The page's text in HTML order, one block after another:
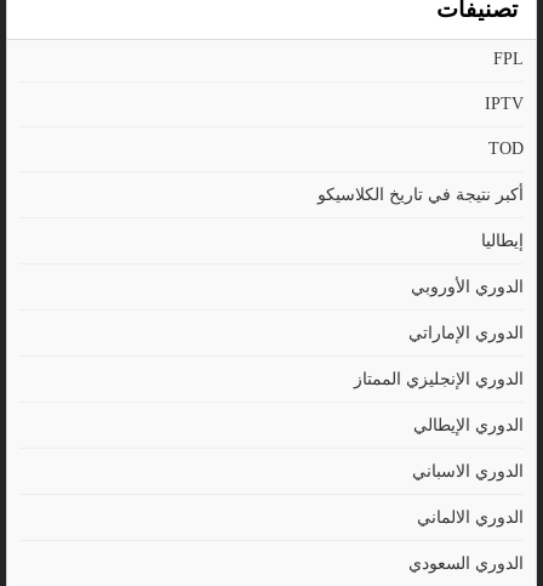
تصنيفات
FPL
IPTV
TOD
أكبر نتيجة في تاريخ الكلاسيكو
إيطاليا
الدوري الأوروبي
الدوري الإماراتي
الدوري الإنجليزي الممتاز
الدوري الإيطالي
الدوري الاسباني
الدوري الالماني
الدوري السعودي